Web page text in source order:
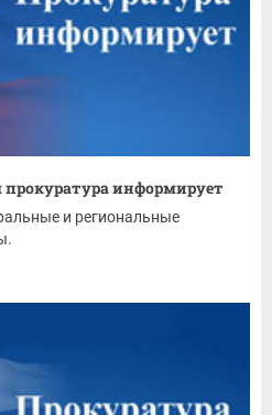
прокуратура информирует
и региональные